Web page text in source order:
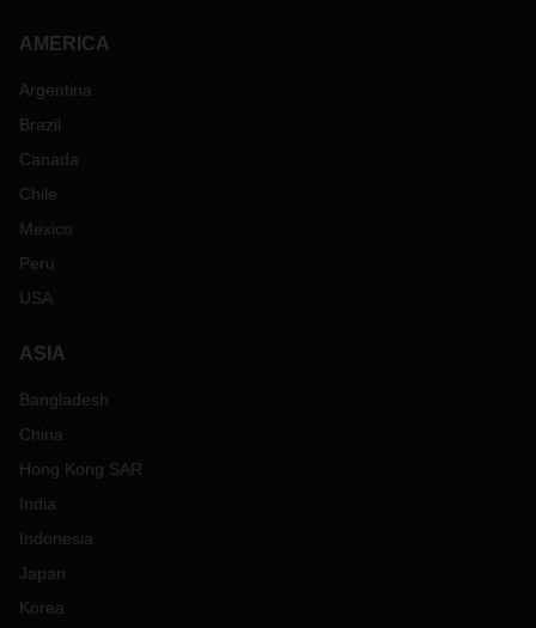
AMERICA
Argentina
Brazil
Canada
Chile
Mexico
Peru
USA
ASIA
Bangladesh
China
Hong Kong SAR
India
Indonesia
Japan
Korea